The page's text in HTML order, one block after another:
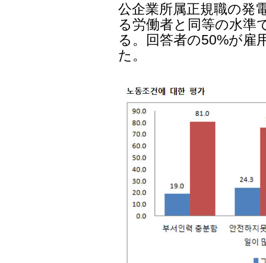
公企業所属正規職の発
る労働者と同等の水準
る。回答者の50%が雇
た。